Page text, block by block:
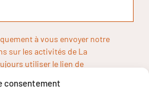
consentement
à vous envoyer notre
sur les activités de La
utiliser le lien de